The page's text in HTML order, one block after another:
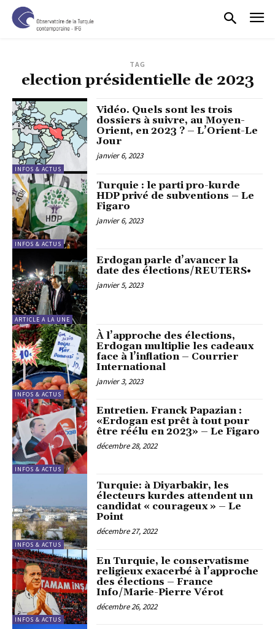
TAG
election présidentielle de 2023
INFOS & ACTUS
Vidéo. Quels sont les trois
dossiers à suivre, au Moyen-
Orient, en 2023 ? – L’Orient-Le
Jour
janvier 6, 2023
INFOS & ACTUS
Turquie : le parti pro-kurde
HDP privé de subventions – Le
Figaro
janvier 6, 2023
ARTICLE A LA UNE
Erdogan parle d’avancer la
date des élections/REUTERS•
janvier 5, 2023
INFOS & ACTUS
À l’approche des élections,
Erdogan multiplie les cadeaux
face à l’inflation – Courrier
International
janvier 3, 2023
INFOS & ACTUS
Entretien. Franck Papazian :
«Erdogan est prêt à tout pour
être réélu en 2023» – Le Figaro
décembre 28, 2022
INFOS & ACTUS
Turquie: à Diyarbakir, les
électeurs kurdes attendent un
candidat « courageux » – Le
Point
décembre 27, 2022
INFOS & ACTUS
En Turquie, le conservatisme
religieux exacerbé à l’approche
des élections – France
Info/Marie-Pierre Vérot
décembre 26, 2022